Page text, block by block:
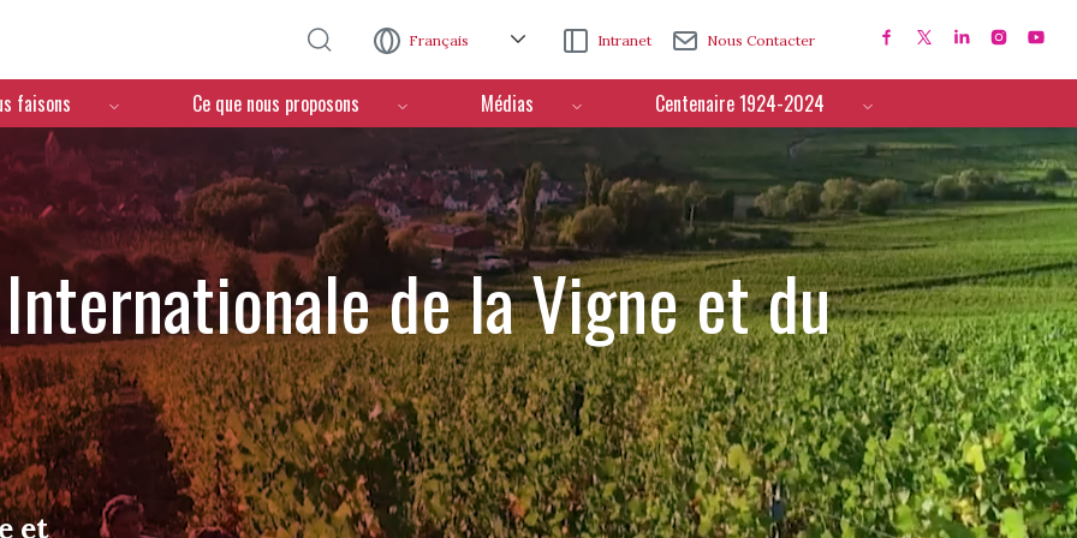
Français Intranet Nous Contacter
faisons Ce que nous proposons Médias Centenaire 1924-2024
de la Vigne et du
et